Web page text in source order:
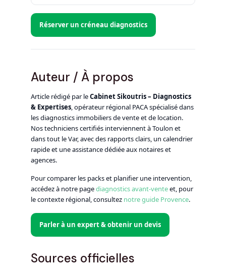
Réserver un créneau diagnostics
Auteur / À propos
Article rédigé par leCabinet Sikoutris – Diagnostics
& Expertises, opérateur régional PACA spécialisé dans
les diagnostics immobiliers de vente et de location.
Nos techniciens certifiés interviennent à Toulon et
dans tout le Var, avec des rapports clairs, un calendrier
rapide et une assistance dédiée aux notaires et
agences.
Pour comparer les packs et planifier une intervention,
accédez à notre pagediagnostics avant-venteet, pour
le contexte régional, consultez notre guide Provence.
Parler à un expert & obtenir un devis
Sources officielles